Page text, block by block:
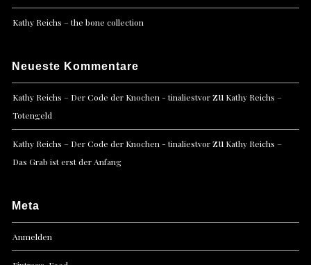
Kathy Reichs – the bone collection
Neueste Kommentare
Kathy Reichs – Der Code der Knochen - tinaliestvorzu Kathy Reichs –
Totengeld
Kathy Reichs – Der Code der Knochen - tinaliestvorzu Kathy Reichs –
Das Grab ist erst der Anfang
Meta
Anmelden